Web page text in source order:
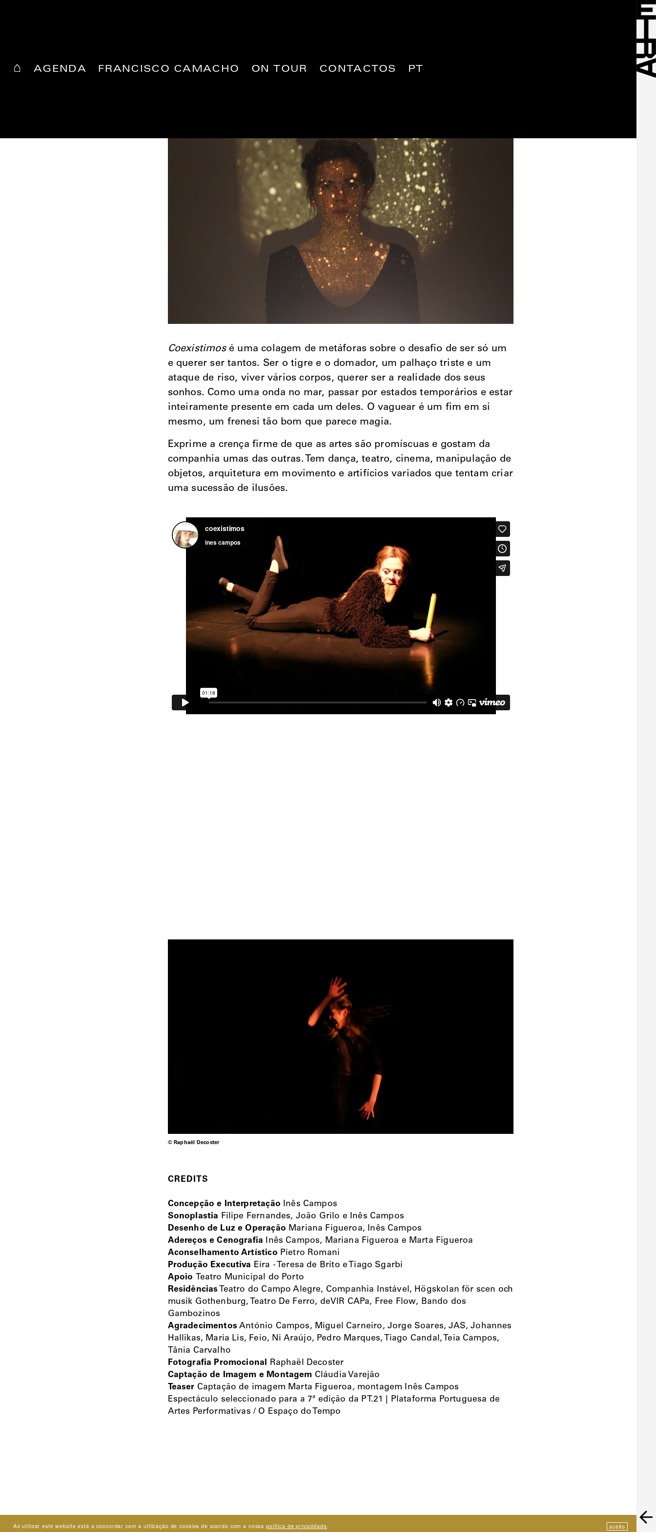
⌂ AGENDA FRANCISCO CAMACHO ON TOUR CONTACTOS PT
COEXISTIMOS
Coexistimosé uma colagem de metáforas sobre o desafio de ser só um
e querer ser tantos. Ser o tigre e o domador, um palhaço triste e um
ataque de riso, viver vários corpos, querer ser a realidade dos seus
sonhos. Como uma onda no mar, passar por estados temporários e estar
inteiramente presente em cada um deles. O vaguear é um fim em si
mesmo, um frenesi tão bom que parece magia.
Exprime a crença firme de que as artes são promíscuas e gostam da
companhia umas das outras. Tem dança, teatro, cinema, manipulação de
objetos, arquitetura em movimento e artifícios variados que tentam criar
uma sucessão de ilusões.
© Raphaël Decoster
CREDITS
Concepção e Interpretação Inês Campos
Sonoplastia Filipe Fernandes, João Grilo e Inês Campos
Desenho de Luz e Operação Mariana Figueroa, Inês Campos
Adereços e Cenografia Inês Campos, Mariana Figueroa e Marta Figueroa
Aconselhamento Artístico Pietro Romani
Produção Executiva Eira - Teresa de Brito e Tiago Sgarbi
Apoio
Teatro Municipal do Porto
Residências Teatro do Campo Alegre, Companhia Instável, Högskolan för scen och
musik Gothenburg, Teatro De Ferro, deVIR CAPa, Free Flow, Bando dos
Gambozinos
AgradecimentosAntónio Campos, Miguel Carneiro, Jorge Soares, JAS, Johannes
Hallikas, Maria Lis, Feio, Ni Araújo, Pedro Marques, Tiago Candal, Teia Campos,
Tânia Carvalho
Fotografia Promocional Raphaël Decoster
Captação de Imagem e Montagem Cláudia Varejão
Teaser Captação de imagem Marta Figueroa, montagem Inês Campos
Espectáculo seleccionado para a 7ª edição da PT.21 | Plataforma Portuguesa de
Artes Performativas / O Espaço do Tempo
Ao utilizar este website está a concordar com a utilização de cookies de acordo com a nossapolítica de privacidade aceito